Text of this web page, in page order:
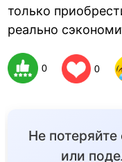
только
реально
0 0
Не
или